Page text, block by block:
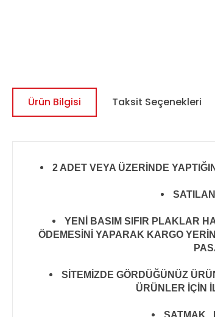
Ürün Bilgisi Taksit Seçenekleri
2 ADET VEYA ÜZERİNDE
YENİ BASIM SIFIR PLAKLAR
ÖDEMESİNİ YAPARAK KARGO
SİTEMİZDE GÖRDÜĞÜNÜZ
ÜRÜNLER İÇİN
SATMAK ,